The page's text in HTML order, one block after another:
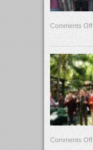
Comments Off
Comments Off